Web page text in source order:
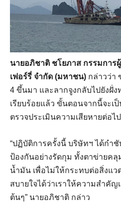
นายอภิชาติ ชโยภาส กรรมการ
เฟอร์รี่ จำกัด (มหาชน) กล่าวว่า
4 ขึ้นมา และลากจูงกลับไปยังฝั่ง
เรียบร้อยแล้ว ขั้นตอนจากนี้จะเ
ตรวจประเมินความเสียหายต่อไป
“ปฏิบัติการครั้งนี้ บริษัทฯ ได้กำ
ป้องกันอย่างรัดกุม ทั้งตาข่ายค
น้ำมัน เพื่อไม่ให้กระทบต่อสิ่งแว
สบายใจได้ว่าเราให้ความสำคัญ
ต้นๆ” นายอภิชาติ กล่าว